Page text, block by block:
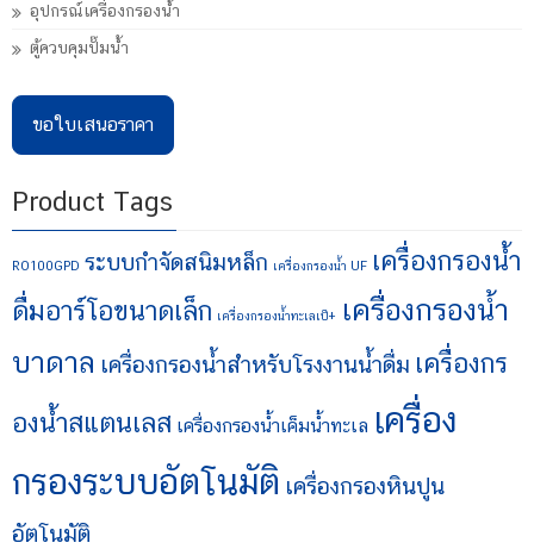
อุปกรณ์เครื่องกรองน้ำ
ตู้ควบคุมปั๊มน้ำ
ขอใบเสนอราคา
Product Tags
RO100GPD ระบบกำจัดสนิมหล็ก เครื่องกรองน้ำ UF เครื่องกรองน้ำ
ดื่มอาร์โอขนาดเล็ก เครื่องกรองน้ำทะเลเป็+
เครื่องกรองน้ำ
บาดาล เครื่องกรองน้ำสำหรับโรงงานน้ำดื่ม เครื่องกร
องน้ำสแตนเลส เครื่องกรองน้ำเค็มน้ำทะเล เครื่อง
กรองระบบอัตโนมัติ เครื่องกรองหินปูน
อัตโนมัติ